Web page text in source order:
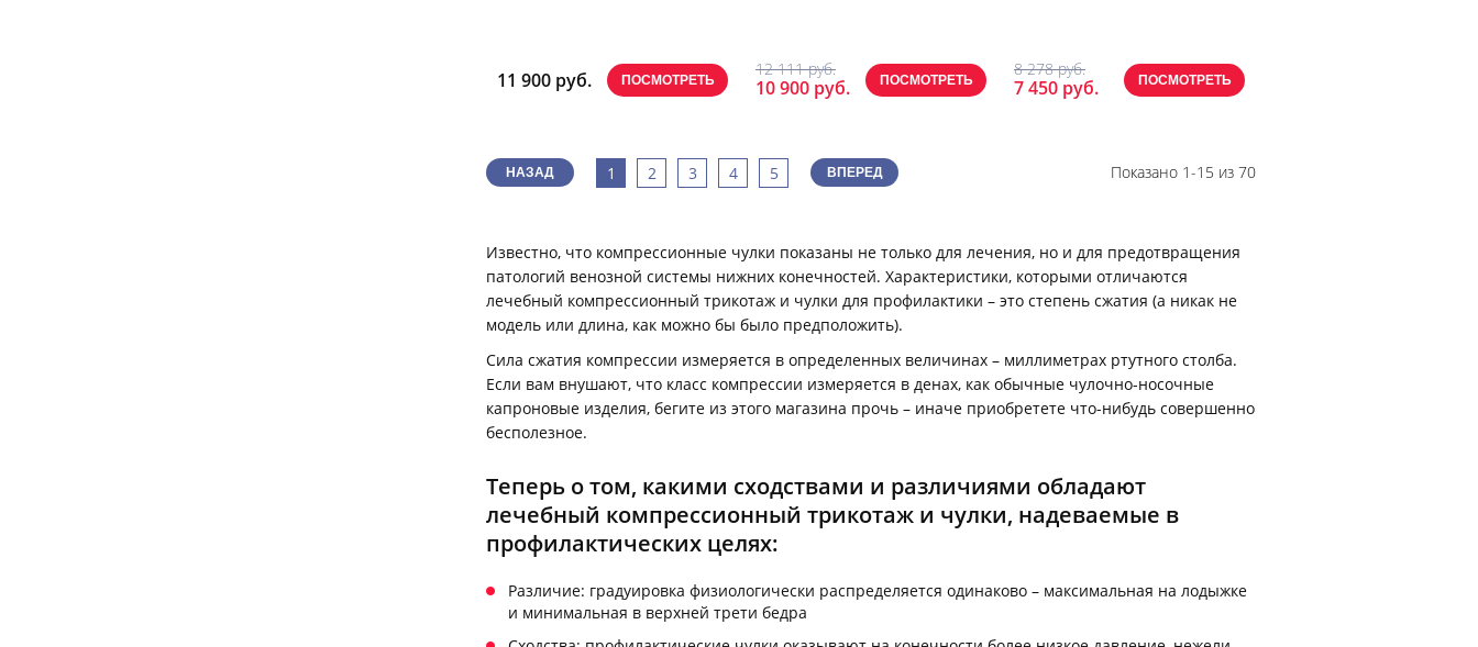
11 900 руб. ПОСМОТРЕТЬ
12 111 руб.
10 900 руб. ПОСМОТРЕТЬ
8 278 руб.
7 450 руб. ПОСМОТРЕТЬ
НАЗАД 1 2 3 4 5 ВПЕРЕД Показано 1-15 из 70
Известно, что компрессионные чулки показаны не только для лечения, но и для предотвращения
патологий венозной системы нижних конечностей. Характеристики, которыми отличаются
лечебный компрессионный трикотаж и чулки для профилактики – это степень сжатия (а никак не
модель или длина, как можно бы было предположить).
Сила сжатия компрессии измеряется в определенных величинах – миллиметрах ртутного столба.
Если вам внушают, что класс компрессии измеряется в денах, как обычные чулочно-носочные
капроновые изделия, бегите из этого магазина прочь – иначе приобретете что-нибудь совершенно
бесполезное.
Теперь о том, какими сходствами и различиями обладают
лечебный компрессионный трикотаж и чулки, надеваемые в
профилактических целях:
Различие: градуировка физиологически распределяется одинаково – максимальная на лодыжке
и минимальная в верхней трети бедра